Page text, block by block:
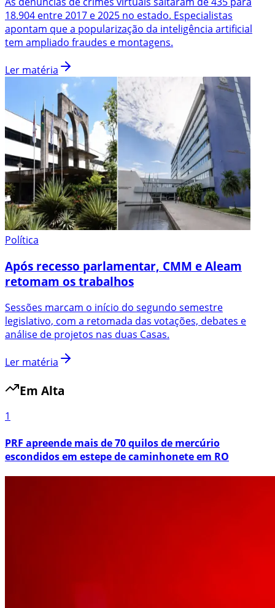
18.904 entre 2017 e 2025 no estado. Especialistas
apontam que a popularização da inteligência artificial
tem ampliado fraudes e montagens.
Ler matéria
Política
Após recesso parlamentar, CMM e Aleam
retomam os trabalhos
Sessões marcam o início do segundo semestre
legislativo, com a retomada das votações, debates e
análise de projetos nas duas Casas.
Ler matéria
Em Alta
1
PRF apreende mais de 70 quilos de mercúrio
escondidos em estepe de caminhonete em RO